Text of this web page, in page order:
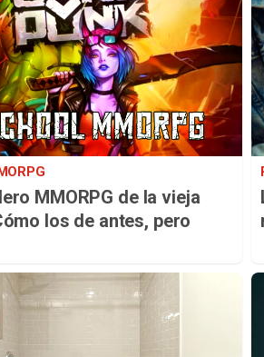
MMORPG de la vieja
los de antes, pero